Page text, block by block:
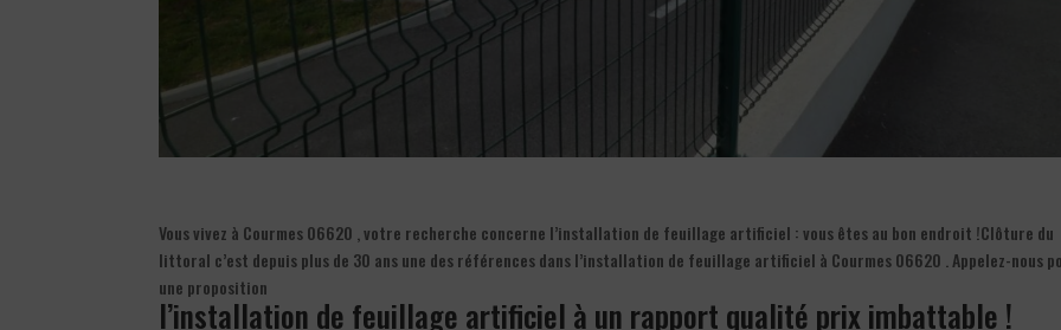
Vous vivez à Courmes 06620 , votre recherche concerne l’installation de feuillage artificiel : vous êtes au bon endroit !Clôture du
littoral c’est depuis plus de 30 ans une des références dans l’installation de feuillage artificiel à Courmes 06620 . Appelez-nous
une proposition
l’installation de feuillage artificiel à un rapport qualité prix imbattable !